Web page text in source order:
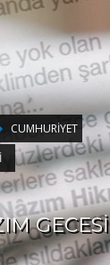
CUMHURİYET
GECESİ